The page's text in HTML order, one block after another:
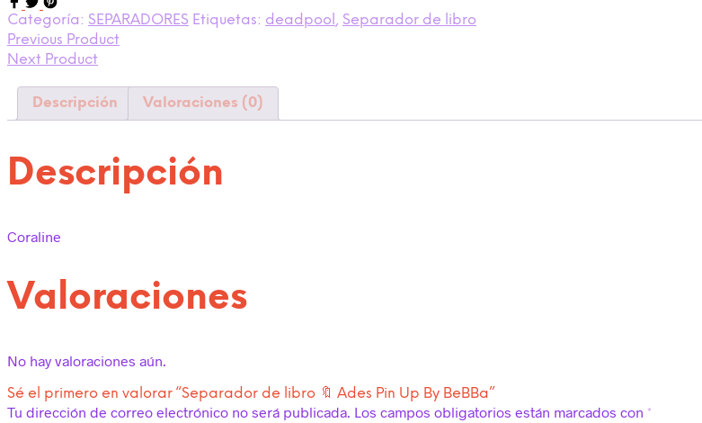
Categoría: SEPARADORES Etiquetas: deadpool , Separador de libro
Previous Product
Next Product
Descripción Valoraciones (0)
Descripción
Coraline
Valoraciones
No hay valoraciones aún.
Sé el primero en valorar “Separador de libro 🔖 Ades Pin Up By BeBBa”
Tu dirección de correo electrónico no será publicada. Los campos obligatorios están marcados con *